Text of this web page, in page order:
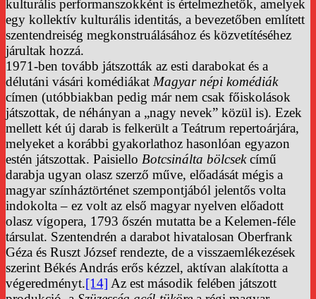
kulturális performanszokként is értelmezhetők, amelyek
egy kollektív kulturális identitás, a bevezetőben említett
szentendreiség megkonstruálásához és közvetítéséhez
járultak hozzá.
1971-ben tovább játszották az esti darabokat és a
délutáni vásári komédiákat Magyar népi komédiák
címen (utóbbiakban pedig már nem csak főiskolások
játszottak, de néhányan a „nagy nevek” közül is). Ezek
mellett két új darab is felkerült a Teátrum repertoárjára,
melyeket a korábbi gyakorlathoz hasonlóan egyazon
estén játszottak. Paisiello Botcsinálta bölcsekcímű
darabja ugyan olasz szerző műve, előadását mégis a
magyar színháztörténet szempontjából jelentős volta
indokolta – ez volt az első magyar nyelven előadott
olasz vígopera, 1793 őszén mutatta be a Kelemen-féle
társulat. Szentendrén a darabot hivatalosan Oberfrank
Géza és Ruszt József rendezte, de a visszaemlékezések
szerint Békés András erős kézzel, aktívan alakította a
végeredményt.[14] Az est második felében játszott